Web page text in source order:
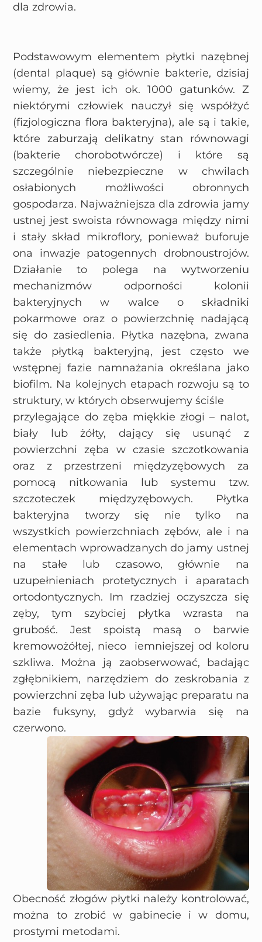
dla zdrowia.
Podstawowym elementem płytki nazębnej
(dental plaque) są głównie bakterie, dzisiaj
wiemy, że jest ich ok. 1000 gatunków. Z
niektórymi człowiek nauczył się współżyć
(fizjologiczna flora bakteryjna), ale są i takie,
które zaburzają delikatny stan równowagi
(bakterie chorobotwórcze) i które są
szczególnie niebezpieczne w chwilach
osłabionych możliwości obronnych
gospodarza. Najważniejsza dla zdrowia jamy
ustnej jest swoista równowaga między nimi
i stały skład mikroflory, ponieważ buforuje
ona inwazje patogennych drobnoustrojów.
Działanie to polega na wytworzeniu
mechanizmów odporności kolonii
bakteryjnych w walce o składniki
pokarmowe oraz o powierzchnię nadającą
się do zasiedlenia. Płytka nazębna, zwana
także płytką bakteryjną, jest często we
wstępnej fazie namnażania określana jako
biofilm. Na kolejnych etapach rozwoju są to
struktury, w których obserwujemy ściśle
przylegające do zęba miękkie złogi – nalot,
biały lub żółty, dający się usunąć z
powierzchni zęba w czasie szczotkowania
oraz z przestrzeni międzyzębowych za
pomocą nitkowania lub systemu tzw.
szczoteczek międzyzębowych. Płytka
bakteryjna tworzy się nie tylko na
wszystkich powierzchniach zębów, ale i na
elementach wprowadzanych do jamy ustnej
na stałe lub czasowo, głównie na
uzupełnieniach protetycznych i aparatach
ortodontycznych. Im rzadziej oczyszcza się
zęby, tym szybciej płytka wzrasta na
grubość. Jest spoistą masą o barwie
kremowożółtej, nieco iemniejszej od koloru
szkliwa. Można ją zaobserwować, badając
zgłębnikiem, narzędziem do zeskrobania z
powierzchni zęba lub używając preparatu na
bazie fuksyny, gdyż wybarwia się na
czerwono.
Obecność złogów płytki należy kontrolować,
można to zrobić w gabinecie i w domu,
prostymi metodami.